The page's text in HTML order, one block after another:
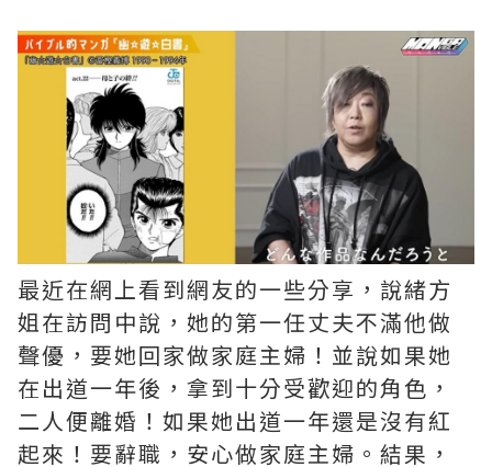
最近在網上看到網友的一些分享，說緒方
姐在訪問中說，她的第一任丈夫不滿他做
聲優，要她回家做家庭主婦！並說如果她
在出道一年後，拿到十分受歡迎的角色，
二人便離婚！如果她出道一年還是沒有紅
起來！要辭職，安心做家庭主婦。結果，